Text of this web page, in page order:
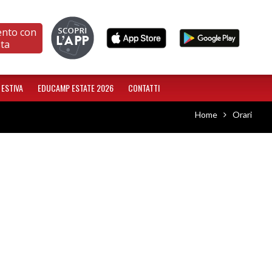
con
EDUCAMP ESTATE 2026 CONTATTI
Home Orari